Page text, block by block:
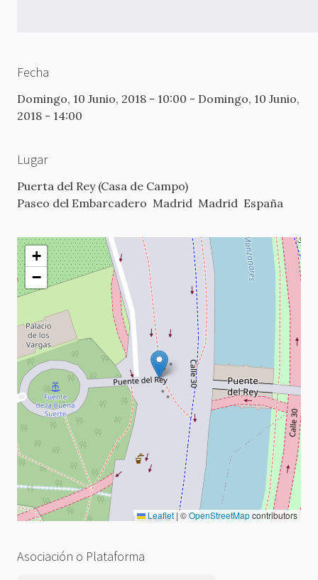
Fecha
Domingo, 10 Junio, 2018 - 10:00 - Domingo, 10 Junio,
2018 - 14:00
Lugar
Puerta del Rey (Casa de Campo)
Paseo del Embarcadero Madrid Madrid España
+
−
Leaflet |©OpenStreetMapcontributors
Asociación o Plataforma